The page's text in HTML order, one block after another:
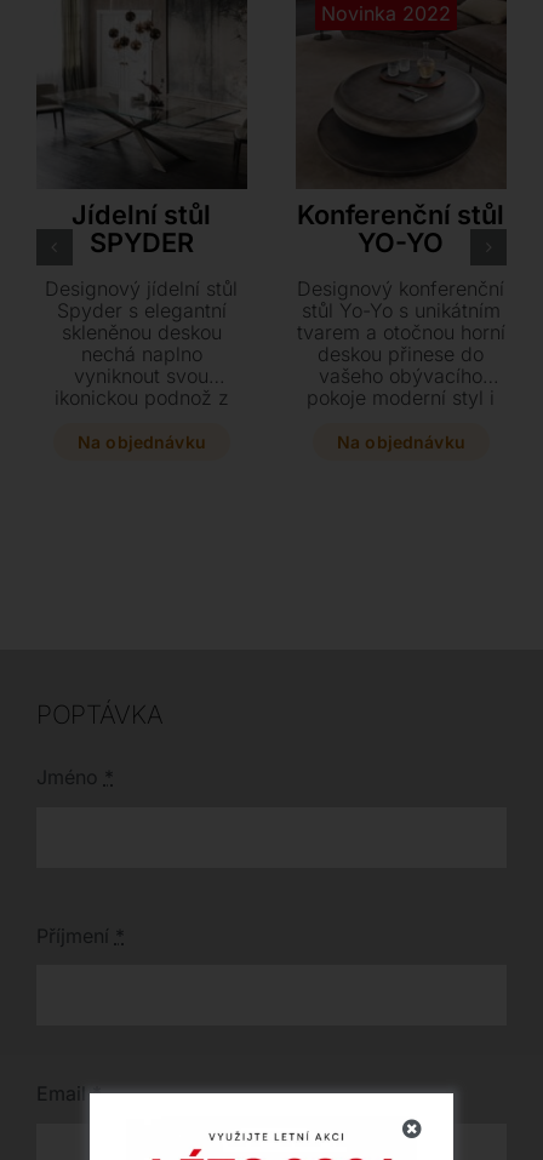
Jídelní stůl
SPYDER
Designový jídelní stůl
Spyder s elegantní
skleněnou deskou
nechá naplno
vyniknout svou
ikonickou podnož z
stylových provedeních.
Na objednávku
Novinka 2022
Cattelan Italia
Konferenční stůl
YO-YO
Designový konferenční
stůl Yo-Yo s unikátním
tvarem a otočnou horní
deskou přinese do
vašeho obývacího
pokoje moderní styl i
prostor. Vyberte si z
Na objednávku
POPTÁVKA
Jméno *
Příjmení *
Email*